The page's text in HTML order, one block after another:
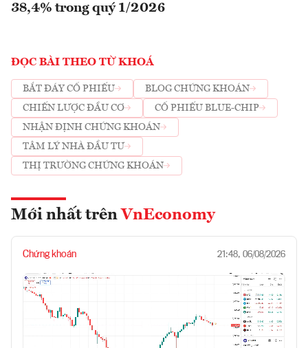
38,4% trong quý 1/2026
ĐỌC BÀI THEO TỪ KHOÁ
BẮT ĐÁY CỔ PHIẾU
BLOG CHỨNG KHOÁN
CHIẾN LƯỢC ĐẦU CƠ
CỔ PHIẾU BLUE-CHIP
NHẬN ĐỊNH CHỨNG KHOÁN
TÂM LÝ NHÀ ĐẦU TƯ
THỊ TRƯỜNG CHỨNG KHOÁN
Mới nhất trên VnEconomy
Chứng khoán 21:48, 06/08/2026